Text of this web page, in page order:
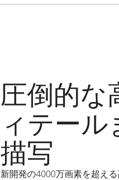
圧倒的な
ィテー
描写
新開発の4000万画素を超え